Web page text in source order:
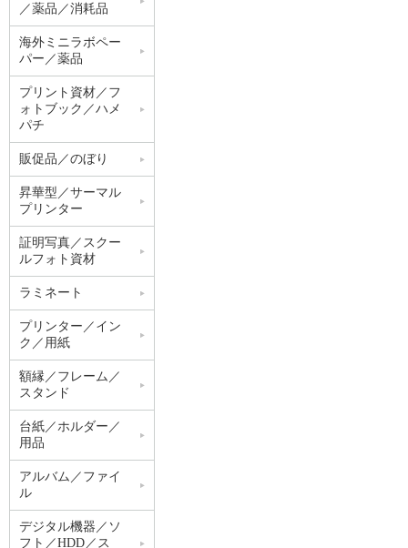
／薬品／消耗品
海外ミニラボペー
パー／薬品
プリント資材／フ
ォトブック／ハメ
パチ
販促品／のぼり
昇華型／サーマル
プリンター
証明写真／スクー
ルフォト資材
ラミネート
プリンター／イン
ク／用紙
額縁／フレーム／
スタンド
台紙／ホルダー／
用品
アルバム／ファイ
ル
デジタル機器／ソ
フト／HDD／ス